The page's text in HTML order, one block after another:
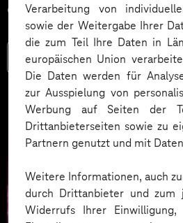
Verarbeitung von
sowie der Weitergabe Ihrer
die zum Teil Ihre Daten in
europäischen Union
Die Daten werden für
zur Ausspielung von
Werbung auf Seiten der
Drittanbieterseiten sowie zu
Partnern genutzt und mit
Weitere Informationen, auch
durch Drittanbieter und zum
Widerrufs Ihrer
einsetzen – und welchen
Mehr lesen